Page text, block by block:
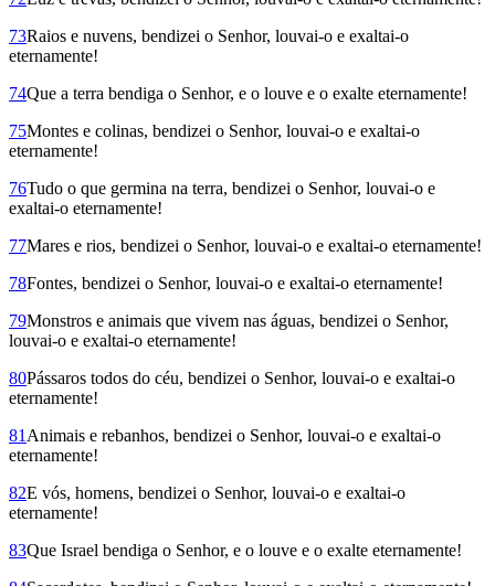
73Raios e nuvens, bendizei o Senhor, louvai-o e exaltai-o
eternamente!
74Que a terra bendiga o Senhor, e o louve e o exalte eternamente!
75Montes e colinas, bendizei o Senhor, louvai-o e exaltai-o
eternamente!
76Tudo o que germina na terra, bendizei o Senhor, louvai-o e
exaltai-o eternamente!
77Mares e rios, bendizei o Senhor, louvai-o e exaltai-o eternamente!
78Fontes, bendizei o Senhor, louvai-o e exaltai-o eternamente!
79Monstros e animais que vivem nas águas, bendizei o Senhor,
louvai-o e exaltai-o eternamente!
80Pássaros todos do céu, bendizei o Senhor, louvai-o e exaltai-o
eternamente!
81 Animais e rebanhos, bendizei o Senhor, louvai-o e exaltai-o
eternamente!
82E vós, homens, bendizei o Senhor, louvai-o e exaltai-o
eternamente!
83Que Israel bendiga o Senhor, e o louve e o exalte eternamente!